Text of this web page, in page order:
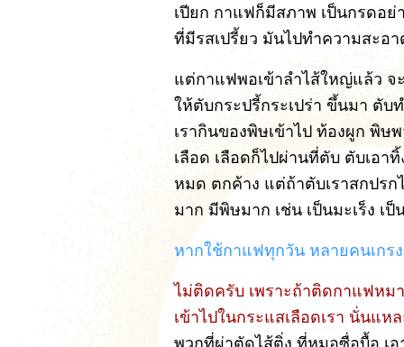
เปียก กาแฟก็มีสภาพ เป็นกรดอย่
ที่มีรสเปรี้ยว มันไปทำความสะอ
แต่กาแฟพอเข้าลำไส้ใหญ่แล้ว จ
ให้ตับกระปรี้กระเปร่า ขึ้นมา ตับ
เรากินของพิษเข้าไป ท้องผูก พิษ
เลือด เลือดก็ไปผ่านที่ตับ ตับเอา
หมด ตกค้าง แต่ถ้าตับเราสกปร
มาก มีพิษมาก เช่น เป็นมะเร็ง เ
หากใช้กาแฟทุกวัน หลายคนเกร
ไม่ติดครับ เพราะถ้าติดกาแฟหม
เข้าไปในกระแสเลือดเรา นั่นแห
พวกที่ผ่าตัดไส้ติ่ง ที่หมอซื่อบื้อ เ